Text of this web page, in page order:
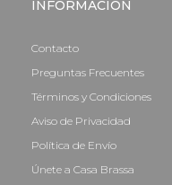
m
-
INFORMACIÓN
Contacto
Preguntas Frecuentes
Términos y Condiciones
Aviso de Privacidad
Política de Envío
Únete a Casa Brassa